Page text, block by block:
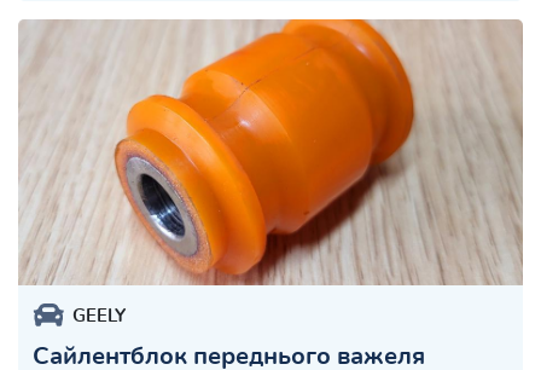
GEELY
Сайлентблок переднього важеля